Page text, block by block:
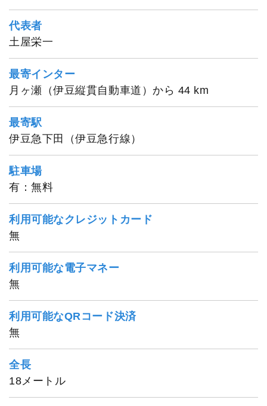
代表者
土屋栄一
最寄インター
月ヶ瀬（伊豆縦貫自動車道）から 44 km
最寄駅
伊豆急下田（伊豆急行線）
駐車場
有：無料
利用可能なクレジットカード
無
利用可能な電子マネー
無
利用可能なQRコード決済
無
全長
18メートル
1/20